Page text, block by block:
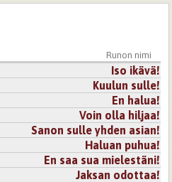
Runon nimi
Iso ikävä!
Kuulun sulle!
En halua!
Voin olla hiljaa!
Sanon sulle yhden asian!
Haluan puhua!
En saa sua mielestäni!
Jaksan odottaa!